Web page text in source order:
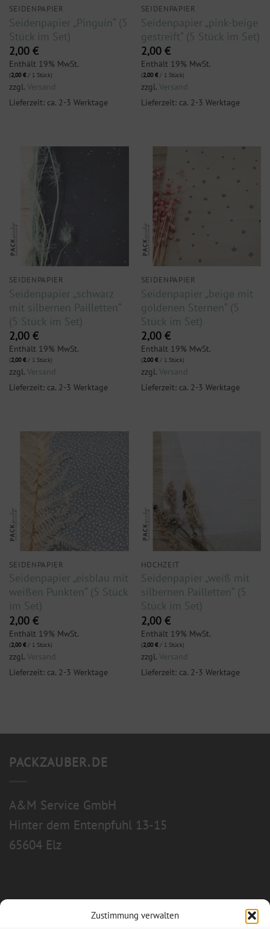
Zustimmung verwalten
SEIDENPAPIER
Seidenpapier „Pinguin“ (5
Stück im Set)
2,00 €
Enthält 19% MwSt.
(2,00€/ 1 Stück)
zzgl. Versand
Lieferzeit: ca. 2-3 Werktage
SEIDENPAPIER
Seidenpapier „pink-beige
gestreift“ (5 Stück im Set)
2,00 €
Enthält 19% MwSt.
(2,00€/ 1 Stück)
zzgl. Versand
Lieferzeit: ca. 2-3 Werktage
SEIDENPAPIER
Seidenpapier „schwarz
mit silbernen Pailletten“
(5 Stück im Set)
2,00 €
Enthält 19% MwSt.
(2,00€/ 1 Stück)
zzgl. Versand
Lieferzeit: ca. 2-3 Werktage
SEIDENPAPIER
Seidenpapier „beige mit
goldenen Sternen“ (5
Stück im Set)
2,00 €
Enthält 19% MwSt.
(2,00€/ 1 Stück)
zzgl. Versand
Lieferzeit: ca. 2-3 Werktage
SEIDENPAPIER
Seidenpapier „eisblau mit
weißen Punkten“ (5 Stück
im Set)
2,00 €
Enthält 19% MwSt.
(2,00€/ 1 Stück)
zzgl. Versand
Lieferzeit: ca. 2-3 Werktage
HOCHZEIT
Seidenpapier „weiß mit
silbernen Pailletten“ (5
Stück im Set)
2,00 €
Enthält 19% MwSt.
(2,00€/ 1 Stück)
zzgl. Versand
Lieferzeit: ca. 2-3 Werktage
PACKZAUBER.DE
A&M Service GmbH
Hinter dem Entenpfuhl 13-15
65604 Elz
Allgemeine Geschäftsbedingungen